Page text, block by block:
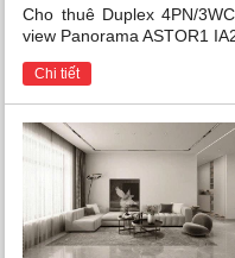
Cho thuê Duplex 4PN/
view Panorama ASTOR1
Chi tiết